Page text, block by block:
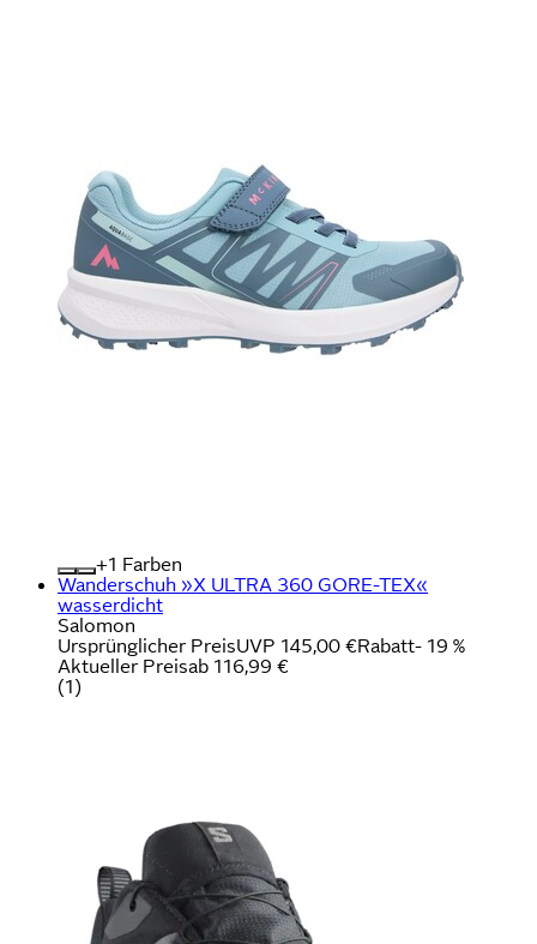
+
Farben
Wanderschuh »X ULTRA 360 GORE-TEX«
wasserdicht
Salomon
Ursprünglicher PreisUVP 145,00 €Rabatt- 19 %
Aktueller Preisab 116,99 €
(1)